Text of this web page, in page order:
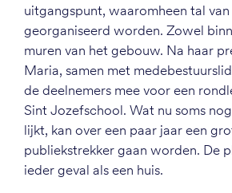
uitgangspunt, waaromheen tal
georganiseerd worden. Zowel
muren van het gebouw. Na haar
Maria, samen met
de deelnemers mee voor een
Sint Jozefschool. Wat nu soms
lijkt, kan over een paar jaar een
publiekstrekker gaan worden. De
ieder geval als een huis.